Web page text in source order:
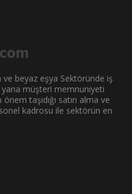
ve beyaz eşya Sektöründe iş
yana müşteri memnuniyeti
taşıdığı satın alma ve
kadrosu ile sektörün en